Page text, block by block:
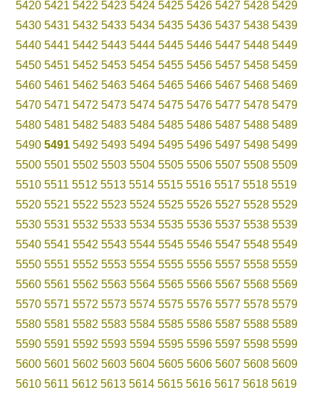
5420 5421 5422 5423 5424 5425 5426 5427 5428 5429
5430 5431 5432 5433 5434 5435 5436 5437 5438 5439
5440 5441 5442 5443 5444 5445 5446 5447 5448 5449
5450 5451 5452 5453 5454 5455 5456 5457 5458 5459
5460 5461 5462 5463 5464 5465 5466 5467 5468 5469
5470 5471 5472 5473 5474 5475 5476 5477 5478 5479
5480 5481 5482 5483 5484 5485 5486 5487 5488 5489
5490 5491 5492 5493 5494 5495 5496 5497 5498 5499
5500 5501 5502 5503 5504 5505 5506 5507 5508 5509
5510 5511 5512 5513 5514 5515 5516 5517 5518 5519
5520 5521 5522 5523 5524 5525 5526 5527 5528 5529
5530 5531 5532 5533 5534 5535 5536 5537 5538 5539
5540 5541 5542 5543 5544 5545 5546 5547 5548 5549
5550 5551 5552 5553 5554 5555 5556 5557 5558 5559
5560 5561 5562 5563 5564 5565 5566 5567 5568 5569
5570 5571 5572 5573 5574 5575 5576 5577 5578 5579
5580 5581 5582 5583 5584 5585 5586 5587 5588 5589
5590 5591 5592 5593 5594 5595 5596 5597 5598 5599
5600 5601 5602 5603 5604 5605 5606 5607 5608 5609
5610 5611 5612 5613 5614 5615 5616 5617 5618 5619